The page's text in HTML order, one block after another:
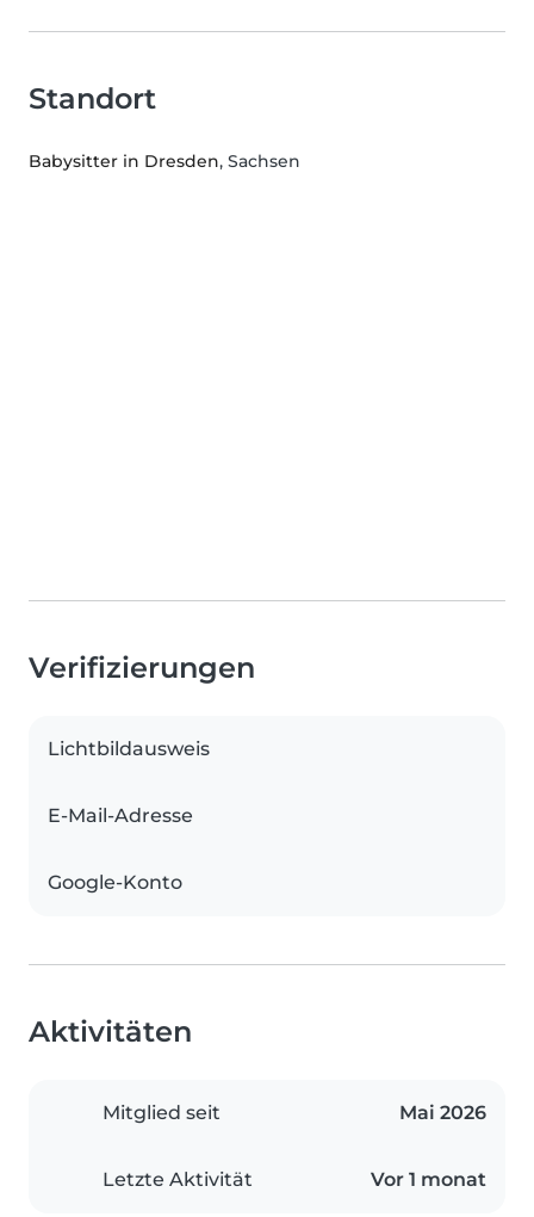
Standort
Babysitter in Dresden, Sachsen
Verifizierungen
Lichtbildausweis
E-Mail-Adresse
Google-Konto
Aktivitäten
Mitglied seit Mai 2026
Letzte Aktivität Vor 1 monat